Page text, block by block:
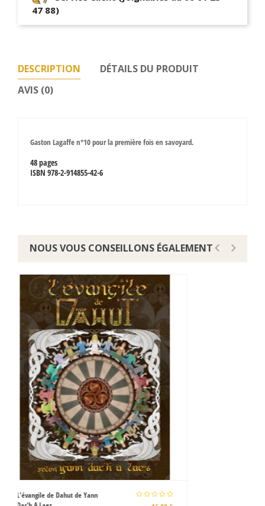
47 88)
DESCRIPTION
DÉTAILS DU PRODUIT
AVIS (0)
Gaston Lagaffe n°10 pour la première fois en savoyard.
48 pages
ISBN 978-2-914855-42-6
NOUS VOUS CONSEILLONS ÉGALEMENT
Gabriela B.